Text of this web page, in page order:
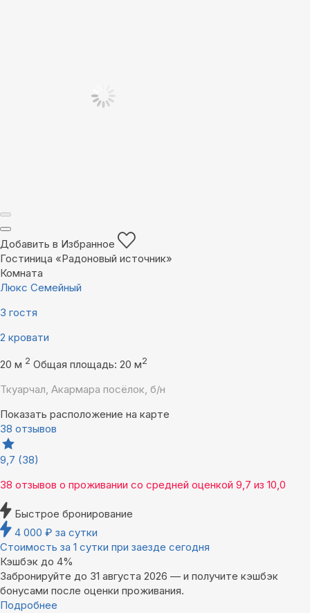
Добавить в Избранное
Гостиница «Радоновый источник»
Комната
Люкс Семейный
3 гостя
2 кровати
20 м 2 Общая площадь: 20 м2
Ткуарчал, Акармара посёлок, б/н
Показать расположение на карте
38 отзывов
9,7 (38)
38 отзывов о проживании со средней оценкой 9,7 из 10,0
Быстрое бронирование
4 000 ₽ за сутки
Стоимость за 1 сутки при заезде сегодня
Кэшбэк до 4%
Забронируйте до 31 августа 2026 — и получите кэшбэк
бонусами после оценки проживания.
Подробнее